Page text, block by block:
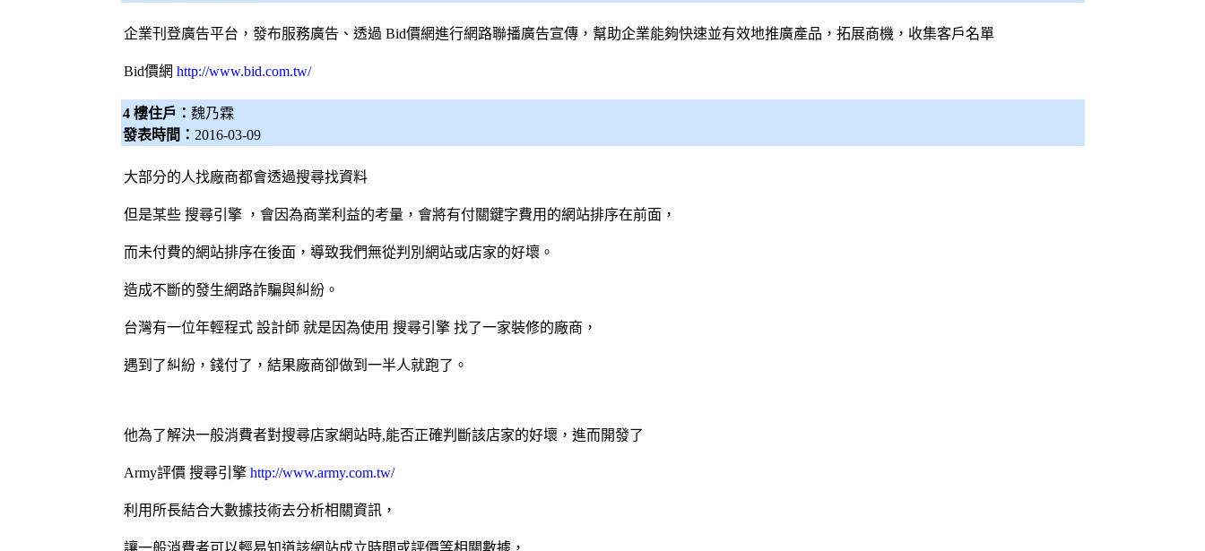
企業刊登廣告平台，發布服務廣告、透過 Bid價網進行網路聯播廣告宣傳，幫助企業能夠快速並有效地推廣產品，拓展商機，收集客戶名單
Bid價網 http://www.bid.com.tw/
4 樓住戶： 魏乃霖
發表時間： 2016-03-09
大部分的人找廠商都會透過搜尋找資料
但是某些 搜尋引擎，會因為商業利益的考量，會將有付關鍵字費用的網站排序在前面，
而未付費的網站排序在後面，導致我們無從判別網站或店家的好壞。
造成不斷的發生網路詐騙與糾紛。
台灣有一位年輕程式 設計師 就是因為使用 搜尋引擎找了一家裝修的廠商，
遇到了糾紛，錢付了，結果廠商卻做到一半人就跑了。
他為了解決一般消費者對搜尋店家網站時,能否正確判斷該店家的好壞，進而開發了
Army評價 搜尋引擎 http://www.army.com.tw/
利用所長結合大數據技術去分析相關資訊，
讓一般消費者可以輕易知道該網站成立時間或評價等相關數據，